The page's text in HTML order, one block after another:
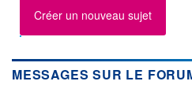
VOLUME
57 936 MEUR
Créer un nouveau sujet
MESSAGES SUR LE